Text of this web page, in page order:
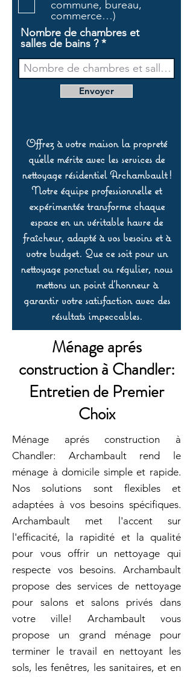
commune, bureau,
commerce…)
Nombre de chambres et
salles de bains ?
Envoyer
Offrez à votre maison la propreté
qu’elle mérite avec les services de
nettoyage résidentiel Archambault !
Notre équipe professionnelle et
expérimentée transforme chaque
espace en un véritable havre de
fraîcheur, adapté à vos besoins et à
votre budget. Que ce soit pour un
nettoyage ponctuel ou régulier, nous
mettons un point d’honneur à
garantir votre satisfaction avec des
résultats impeccables.
Ménage aprés
construction à Chandler:
Entretien de Premier
Choix
Ménage aprés construction à
Chandler: Archambault rend le
ménage à domicile simple et rapide.
Nos solutions sont flexibles et
adaptées à vos besoins spécifiques.
Archambault met l'accent sur
l'efficacité, la rapidité et la qualité
pour vous offrir un nettoyage qui
respecte vos besoins. Archambault
propose des services de nettoyage
pour salons et salons privés dans
votre ville! Archambault vous
propose un grand ménage pour
terminer le travail en nettoyant les
sols, les fenêtres, les sanitaires, et en